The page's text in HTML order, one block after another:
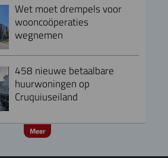
Wet moet drempels voor
wooncoöperaties
wegnemen
458 nieuwe betaalbare
huurwoningen op
Cruquiuseiland
Meer